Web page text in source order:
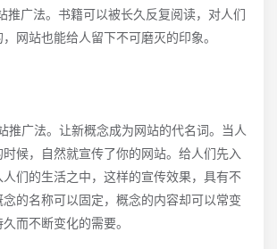
推广法。书籍可以被长久反复阅读，对人们
网站也能给人留下不可磨灭的印象。
推广法。让新概念成为网站的代名词。当人
候，自然就宣传了你的网站。给人们先入
们的生活之中，这样的宣传效果，具有不
的名称可以固定，概念的内容却可以常变
而不断变化的需要。